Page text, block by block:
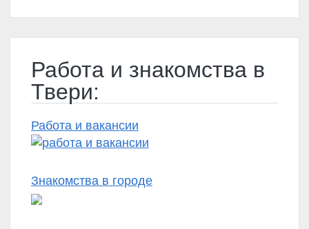
Работа и знакомства в
Твери:
Работа и вакансии
Знакомства в городе